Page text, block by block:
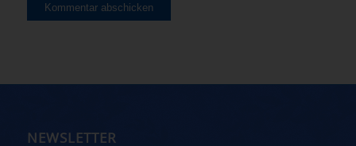
NEWSLETTER